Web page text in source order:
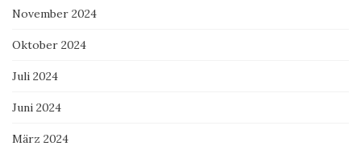
November 2024
Oktober 2024
Juli 2024
Juni 2024
März 2024